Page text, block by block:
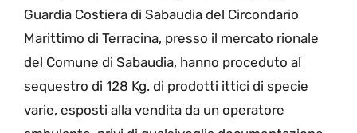
Guardia Costiera di Sabaudia del Circondario
Marittimo di Terracina, presso il mercato rionale
del Comune di Sabaudia, hanno proceduto al
sequestro di 128 Kg. di prodotti ittici di specie
varie, esposti alla vendita da un operatore